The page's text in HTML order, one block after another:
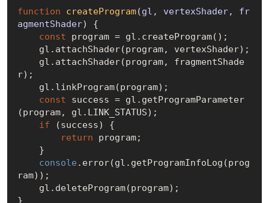
function createProgram(gl, vertexShader, fr
agmentShader) {
const program = gl.createProgram();
r);
const success = gl.getProgramParameter
(program, gl.LINK_STATUS);
if (success) {
return program;
console .error(gl.getProgramInfoLog(prog
ram));